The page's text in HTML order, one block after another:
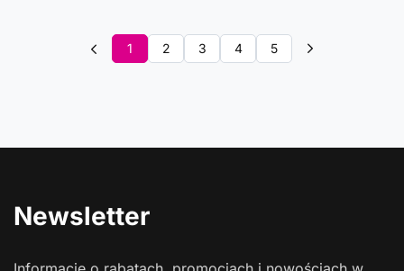
1 2 3 4 5
Newsletter